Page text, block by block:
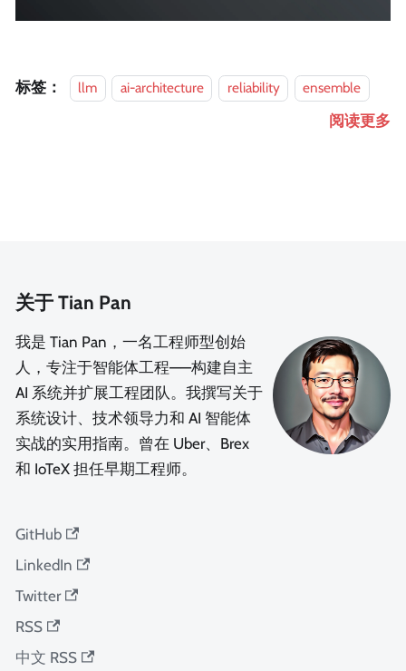
标签： llm ai-architecture reliability ensemble
阅读更多
关于 Tian Pan
我是 Tian Pan，一名工程师型创始
人，专注于智能体工程——构建自主
AI 系统并扩展工程团队。我撰写关于
系统设计、技术领导力和 AI 智能体
实战的实用指南。曾在 Uber、Brex
和 IoTeX 担任早期工程师。
GitHub
LinkedIn
Twitter
RSS
中文 RSS